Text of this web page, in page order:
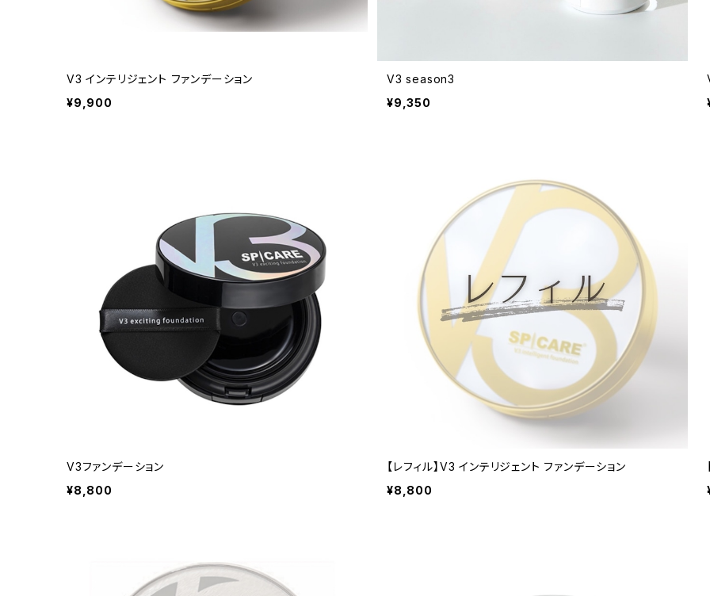
V3 インテリジェント ファンデーション
¥9,900
V3 season3
¥9,350
V3ファンデーション
¥8,800
【レフィル】V3 インテリジェント ファンデーション
¥8,800